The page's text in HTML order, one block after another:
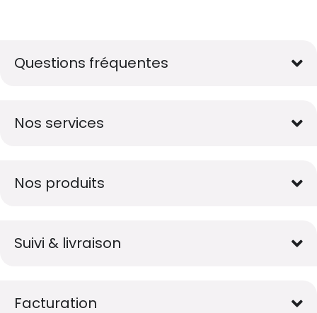
Vie
Questions fréquentes
Nos services
Nos produits
Suivi & livraison
Facturation